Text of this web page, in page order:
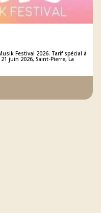
Festival 2026. Tarif spécial à
juin 2026, Saint-Pierre, La